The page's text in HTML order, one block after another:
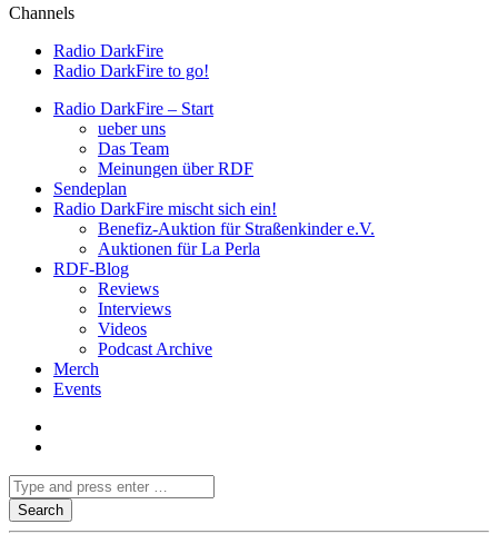
Channels
Radio DarkFire
Radio DarkFire to go!
Radio DarkFire – Start
ueber uns
Das Team
Meinungen über RDF
Sendeplan
Radio DarkFire mischt sich ein!
Benefiz-Auktion für Straßenkinder e.V.
Auktionen für La Perla
RDF-Blog
Reviews
Interviews
Videos
Podcast Archive
Merch
Events